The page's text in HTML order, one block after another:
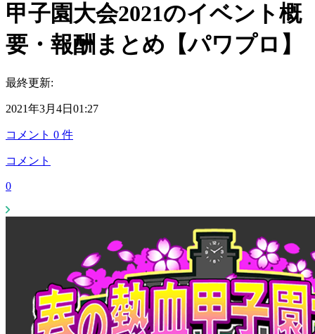
甲子園大会2021のイベント概
要・報酬まとめ【パワプロ】
最終更新:
2021年3月4日01:27
コメント 0 件
コメント
0